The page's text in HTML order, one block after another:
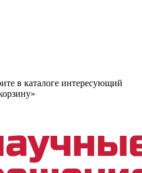
в каталоге интересующий